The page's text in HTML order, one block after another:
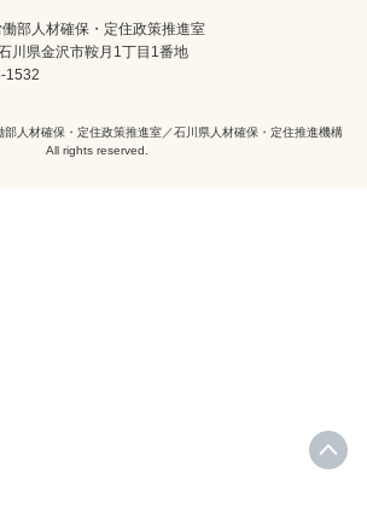
部人材確保・定住政策推進室
川県金沢市鞍月1丁目1番地
1532
人材確保・定住政策推進室／石川県人材確保・定住推進機構
All rights reserved.